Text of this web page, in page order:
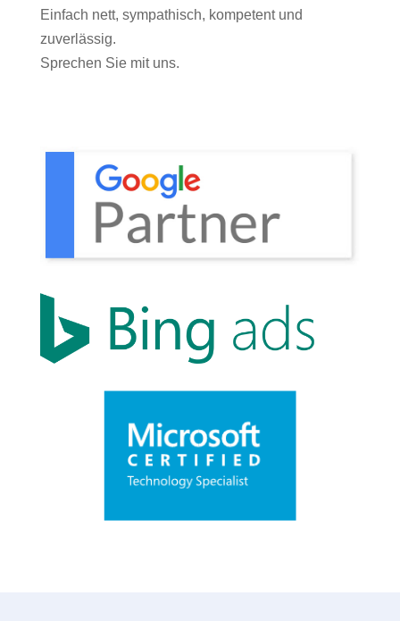
Einfach nett, sympathisch, kompetent und
zuverlässig.
Sprechen Sie mit uns.